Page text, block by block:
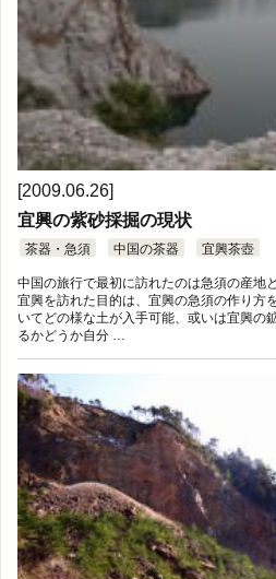
[2009.06.26]
宜興の紫砂採掘の現状
茶器・急須 中国の茶器 宜興茶壺
中国の旅行で最初に訪れたのは急須の産地
宜興を訪れた目的は、宜興の急須の作り方
いてどの様な土が入手可能、或いは宜興の
るかどうか自分 …